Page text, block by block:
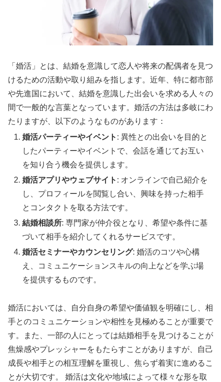
「婚活」とは、結婚を意識して恋人や将来の配偶者を見つ
けるための活動や取り組みを指します。近年、特に都市部
や先進国において、結婚を意識した出会いを求める人々の
間で一般的な言葉となっています。婚活の方法は多岐にわ
たりますが、以下のようなものがあります：
婚活パーティーやイベント : 異性との出会いを目的と
したパーティーやイベントで、会話を通じてお互い
を知り合う機会を提供します。
婚活アプリやウェブサイト : オンラインで自己紹介を
し、プロフィールを閲覧し合い、興味を持った相手
とコンタクトを取る方法です。
結婚相談所: 専門家が仲介役となり、希望や条件に基
づいて相手を紹介してくれるサービスです。
婚活セミナーやカウンセリング: 婚活のコツや心構
え、コミュニケーションスキルの向上などを学ぶ場
を提供するものです。
婚活においては、自分自身の希望や価値観を明確にし、相
手とのコミュニケーションや相性を見極めることが重要で
す。また、一部の人にとっては結婚相手を見つけることが
焦燥感やプレッシャーをもたらすことがありますが、自己
成長や相手との相互理解を重視し、焦らず着実に進めるこ
とが大切です。 婚活は文化や地域によって様々な形を取